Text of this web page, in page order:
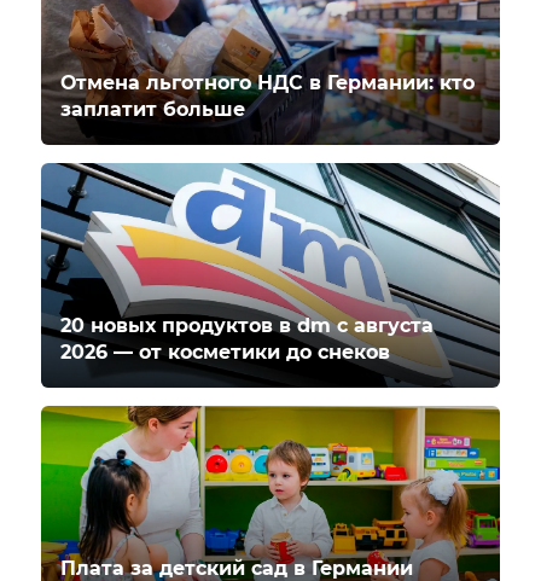
Отмена льготного НДС в Германии: кто
заплатит больше
20 новых продуктов в dm с августа
2026 — от косметики до снеков
Плата за детский сад в Германии